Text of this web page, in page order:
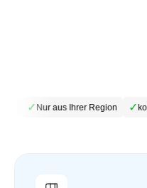
✓Nur aus Ihrer Region ✓